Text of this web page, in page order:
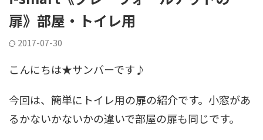
扉》部屋・トイレ用
2017-07-30
こんにちは★サンバーです♪
今回は、簡単にトイレ用の扉の紹介です。小窓があ
るかないかないかの違いで部屋の扉も同じです。